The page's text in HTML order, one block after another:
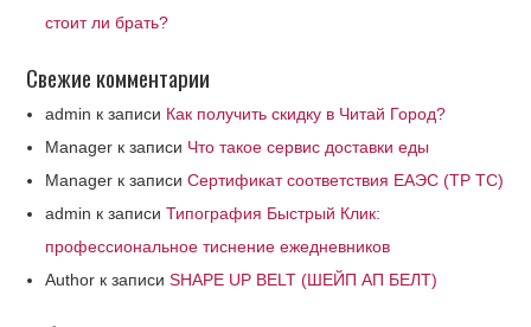
стоит ли брать?
Свежие комментарии
admin к записи Как получить скидку в Читай Город?
Manager к записи Что такое сервис доставки еды
Manager к записиСертификат соответствия ЕАЭС (ТР ТС)
admin к записиТипография Быстрый Клик:
профессиональное тиснение ежедневников
Author к записиSHAPE UP BELT (ШЕЙП АП БЕЛТ)